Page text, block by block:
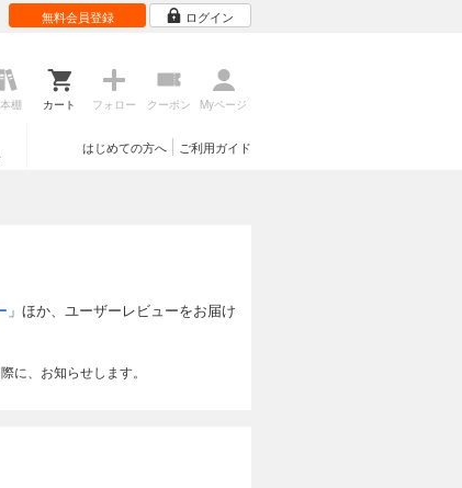
無料会員登録 ログイン
棚 カート フォロー クーポン Myページ
ご利用ガイド
はじめての方へ
」ほか、ユーザーレビューをお届け
に、お知らせします。